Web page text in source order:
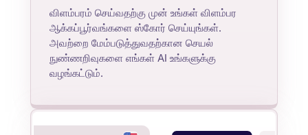
விளம்பரம் செய்வதற்கு முன் உங்கள் விளம்பர
ஆக்கப்பூர்வங்களை ஸ்கோர் செய்யுங்கள்.
அவற்றை மேம்படுத்துவதற்கான செயல்
நுண்ணறிவுகளை எங்கள் AI உங்களுக்கு
வழங்கட்டும்.